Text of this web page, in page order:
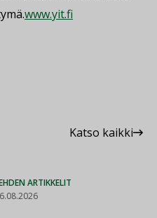
www.yit.fi
Katso kaikki
ARTIKKELIT